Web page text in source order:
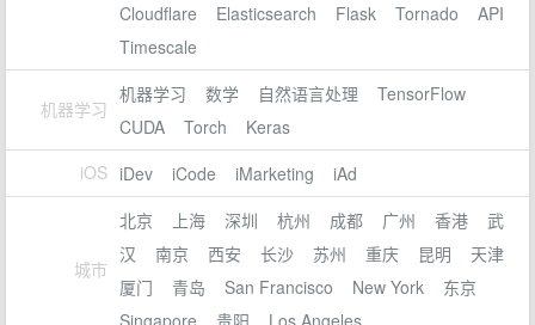
Cloudflare
Elasticsearch Flask Tornado
API
Timescale
机器学习
机器学习 数学 自然语言处理
TensorFlow
CUDA
Torch
Keras
iOS iDev iCode iMarketing iAd
城市
北京 上海 深圳 杭州 成都 广州 香港
武
汉
南京 西安 长沙 苏州 重庆 昆明
天津
厦门
青岛 San Francisco New York
东京
Singapore
贵阳 Los Angeles